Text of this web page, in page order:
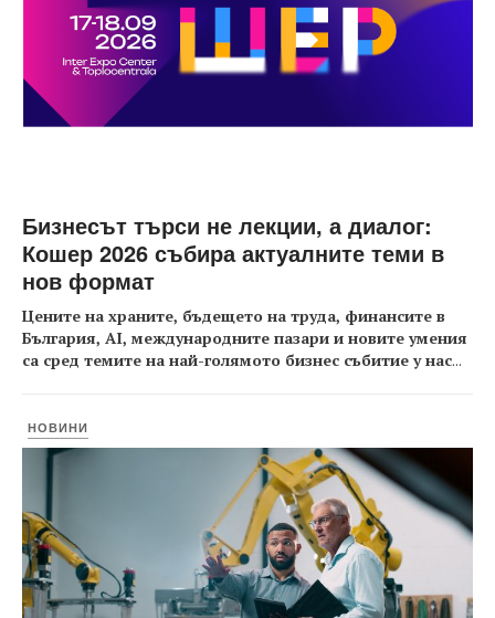
Бизнесът търси не лекции, а диалог:
Кошер 2026 събира актуалните теми в
нов формат
Цените на храните, бъдещето на труда, финансите в
България, AI, международните пазари и новите умения
са сред темите на най-голямото бизнес събитие у нас...
НОВИНИ